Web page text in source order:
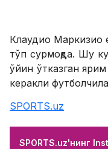
Клаудио Маркизио
тўп сурмоқда. Шу
ўйин ўтказган
керакли
SPORTS.uz
SPORTS.uz'нинг